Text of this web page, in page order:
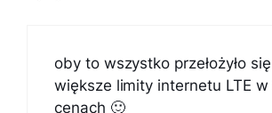
oby to wszystko przełożyło
większe limity internetu LTE
cenach 🙂